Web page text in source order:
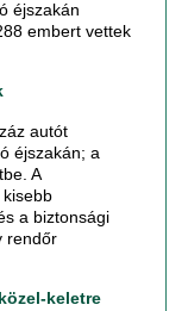
éjszakán
embert vettek
autót
éjszakán; a
A
a biztonsági
rendőr
keletre